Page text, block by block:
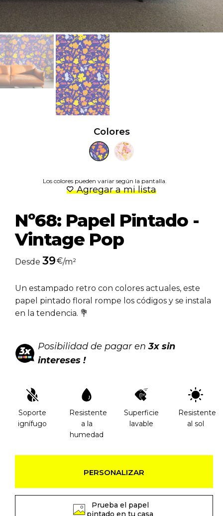
Colores
Los colores pueden variar según la pantalla.
Agregar a mi lista
Nº68: Papel Pintado -
Vintage Pop
Desde 39€/m²
Un estampado retro con colores actuales, este
papel pintado floral rompe los códigos y se instala
en la tendencia. 💐
Posibilidad de pagar en3x sin
intereses !
Soporte
ignífugo
Resistente
a la
humedad
Superficie
lavable
Resistente
al sol
PERSONALIZAR
Prueba el papel
pintado en tu casa